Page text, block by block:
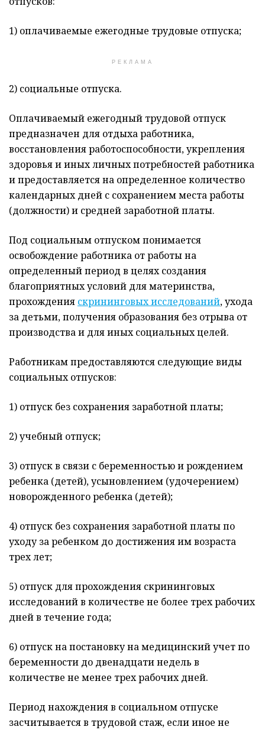
1) оплачиваемые ежегодные трудовые отпуска;
РЕКЛАМА
2) социальные отпуска.
Оплачиваемый ежегодный трудовой отпуск
предназначен для отдыха работника,
восстановления работоспособности, укрепления
здоровья и иных личных потребностей работника
и предоставляется на определенное количество
календарных дней с сохранением места работы
(должности) и средней заработной платы.
Под социальным отпуском понимается
освобождение работника от работы на
определенный период в целях создания
благоприятных условий для материнства,
прохождения скрининговых исследований, ухода
за детьми, получения образования без отрыва от
производства и для иных социальных целей.
Работникам предоставляются следующие виды
социальных отпусков:
1) отпуск без сохранения заработной платы;
2) учебный отпуск;
3) отпуск в связи с беременностью и рождением
ребенка (детей), усыновлением (удочерением)
новорожденного ребенка (детей);
4) отпуск без сохранения заработной платы по
уходу за ребенком до достижения им возраста
трех лет;
5) отпуск для прохождения скрининговых
исследований в количестве не более трех рабочих
дней в течение года;
6) отпуск на постановку на медицинский учет по
беременности до двенадцати недель в
количестве не менее трех рабочих дней.
Период нахождения в социальном отпуске
засчитывается в трудовой стаж, если иное не